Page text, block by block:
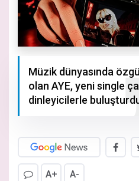
Müzik dünyasında
olan AYE, yeni single
dinleyicilerle
A+ A-